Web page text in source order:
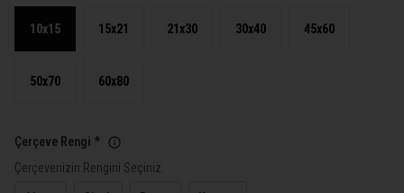
10x15 15x21 21x30 30x40 45x60
50x70 60x80
Çerçeve Rengi *
Çerçevenizin Rengini Seçiniz.